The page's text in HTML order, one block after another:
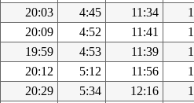
20:03 4:45 11:34
20:09 4:52 11:41
19:59 4:53 11:39
20:12 5:12 11:56
20:29 5:34 12:16